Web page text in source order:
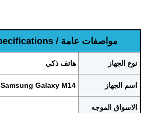
مواصفات عامة / General specifications
نوع الجهاز هاتف ذكي
اسم الجهاز Samsung Galaxy M14
الاسواق الموجه